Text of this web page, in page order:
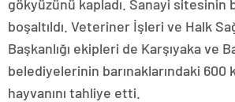
gökyüzünü kapladı. Sanayi sitesinin
boşaltıldı. Veteriner İşleri ve Halk
Başkanlığı ekipleri de Karşıyaka ve
belediyelerinin barınaklarındaki 600
hayvanını tahliye etti.